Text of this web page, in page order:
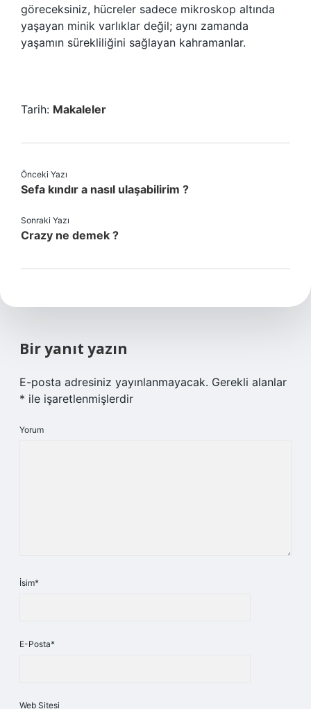
göreceksiniz, hücreler sadece mikroskop altında
yaşayan minik varlıklar değil; aynı zamanda
yaşamın sürekliliğini sağlayan kahramanlar.
Tarih: Makaleler
Önceki Yazı
Sefa kındır a nasıl ulaşabilirim ?
Sonraki Yazı
Crazy ne demek ?
Bir yanıt yazın
E-posta adresiniz yayınlanmayacak. Gerekli alanlar
* ile işaretlenmişlerdir
Yorum
İsim*
E-Posta*
Web Sitesi